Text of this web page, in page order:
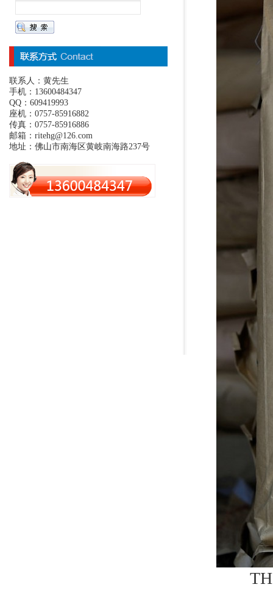
联系人：黄先生
手机：13600484347
QQ：609419993
座机：0757-85916882
传真：0757-85916886
邮箱：ritehg@126.com
地址：佛山市南海区黄岐南海路237号